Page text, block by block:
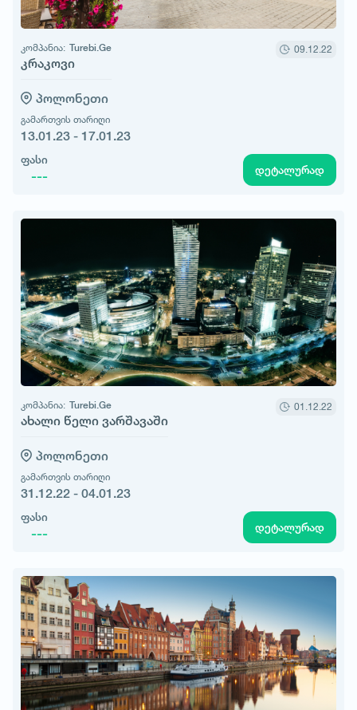
კომპანია: Turebi.Ge
კრაკოვი
09.12.22
პოლონეთი
გამართვის თარიღი
13.01.23 - 17.01.23
ფასი
--- დეტალურად
კომპანია: Turebi.Ge
ახალი წელი ვარშავაში
01.12.22
პოლონეთი
გამართვის თარიღი
31.12.22 - 04.01.23
ფასი
--- დეტალურად